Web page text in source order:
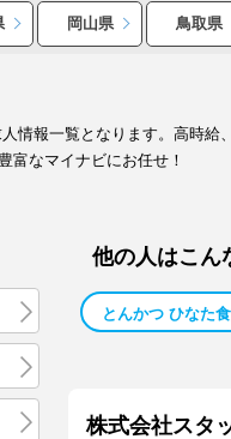
岡山県 鳥取県
情報一覧となります。高時
富なマイナビにお任せ！
他の人はこん
とんかつ ひなた
株式会社スタ